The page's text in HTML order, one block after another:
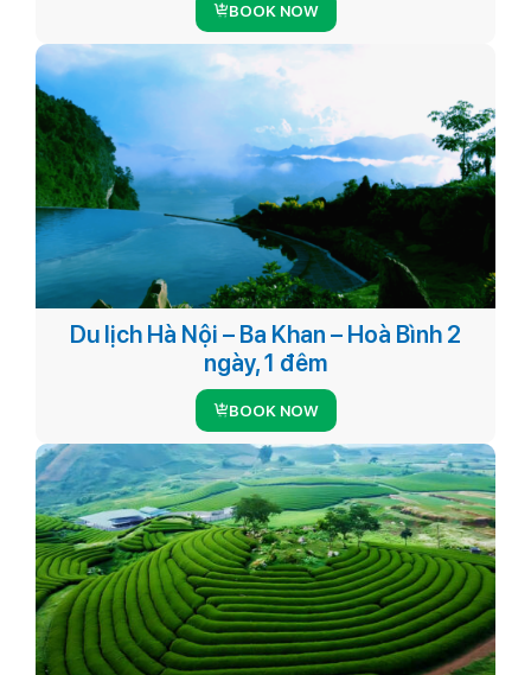
BOOK NOW
Du lịch Hà Nội – Ba Khan – Hoà Bình 2
ngày, 1 đêm
BOOK NOW